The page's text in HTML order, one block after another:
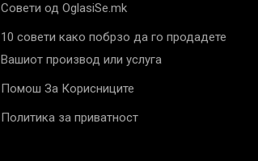
Совети од OglasiSe.mk
10 совети како побрзо да го продадете
Вашиот производ или услуга
Помош За Корисниците
Политика за приватност